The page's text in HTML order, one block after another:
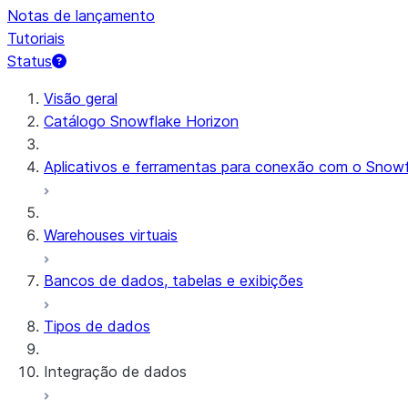
Notas de lançamento
Tutoriais
Status
Visão geral
Catálogo Snowflake Horizon
Aplicativos e ferramentas para conexão com o
Warehouses virtuais
Bancos de dados, tabelas e exibições
Tipos de dados
Integração de dados